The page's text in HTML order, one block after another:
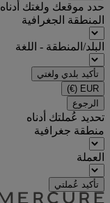
حدد موقعك ولغتك أدناه
المنطقة الجغرافية
البلد/المنطقة - اللغة
تأكيد بلدي ولغتي
EUR
(€)
الرجوع
تحديد عُملتك أدناه
منطقة جغرافية
العملة
تأكيد عُملتي